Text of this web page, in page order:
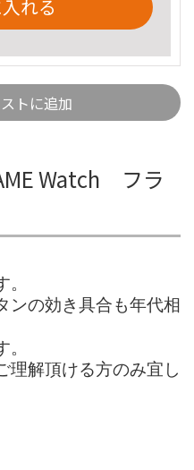
れる
トに追加
Watch フラ
ンの効き具合も年代相
理解頂ける方のみ宜し